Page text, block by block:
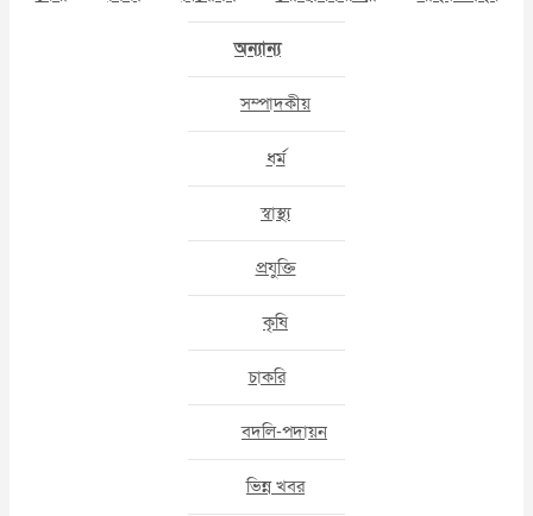
অন্যান্য
সম্পাদকীয়
ধর্ম
স্বাস্থ্য
প্রযুক্তি
কৃষি
চাকরি
বদলি-পদায়ন
ভিন্ন খবর